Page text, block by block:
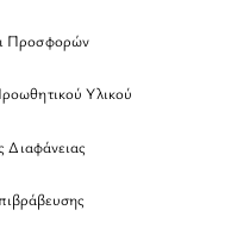
Προσφορών
Υλικού
Διαφάνειας